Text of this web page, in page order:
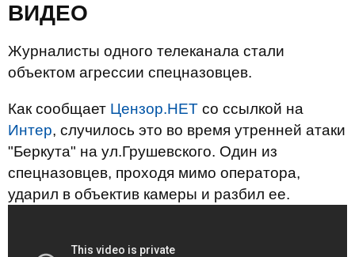
ВИДЕО
Журналисты одного телеканала стали
объектом агрессии спецназовцев.
Как сообщает Цензор.НЕТ со ссылкой на
Интер, случилось это во время утренней атаки
"Беркута" на ул.Грушевского. Один из
спецназовцев, проходя мимо оператора,
ударил в объектив камеры и разбил ее.